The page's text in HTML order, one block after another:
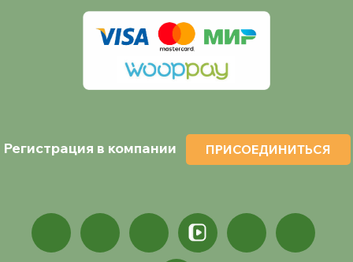
Регистрация в компании ПРИСОЕДИНИТЬСЯ